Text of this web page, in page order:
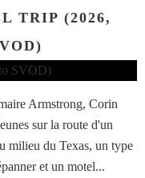
TRIP (2026,
Armstrong, Corin
sur la route d'un
milieu du Texas, un type
et un motel...